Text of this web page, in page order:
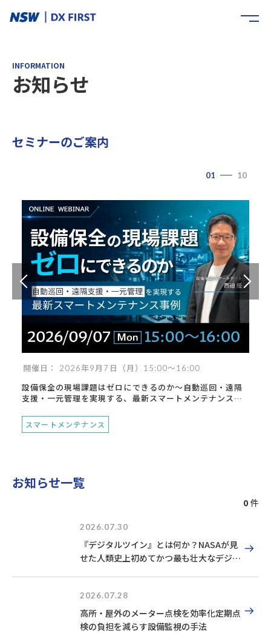
INFORMATION
お知らせ
セミナーのご案内
01 10
開催日： 2026年9月7日（月）15:00～16:00
設備保全の現場課題はゼロにできるのか～自動巡回・遠隔
支援・一元管理を実現する、最新スマートメンテナンス事
スマートメンテナンス
お知らせ一覧
0 件
2026.07.30
『デジタルツイン』とは何か？NASAが見
せた人類史上初めてかつ最も壮大なデジタ
2026.07.28
高所・屋外のメーター点検を効率化定期点
検の負担を減らす設備監視の手法